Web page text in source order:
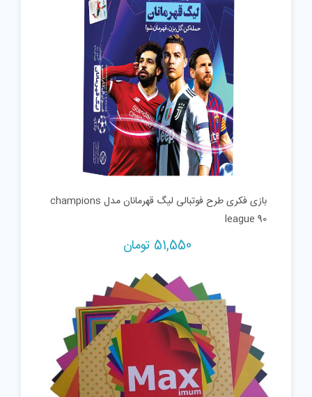
بازی فکری طرح فوتبالی لیگ قهرمانان مدل champions
league 90
51,550 تومان